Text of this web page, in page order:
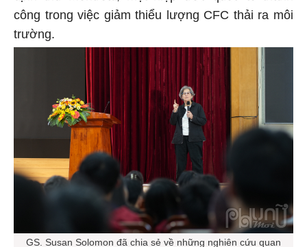
công trong việc giảm thiểu lượng CFC thải ra môi
trường.
GS. Susan Solomon đã chia sẻ về những nghiên cứu quan